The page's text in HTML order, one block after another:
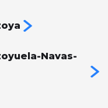
Navas-